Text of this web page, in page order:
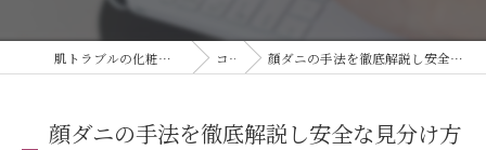
肌トラブルの化粧品なら美材屋EST株式会社 コラム 顔ダニの手法を徹底解説し安全な見分け方と対策を実践するガイド
顔ダニの手法を徹底解説し安全な見分け方